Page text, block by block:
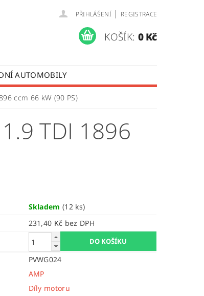
PŘIHLÁŠENÍ | REGISTRACE
KOŠÍK: 0 Kč
AUTOMOBILY
LISTOVÝCH PER
ccm 66 kW (90 PS)
1.9 TDI 1896
Skladem(12 ks)
231,40 Kč bez DPH
PVWG024
AMP
Díly motoru